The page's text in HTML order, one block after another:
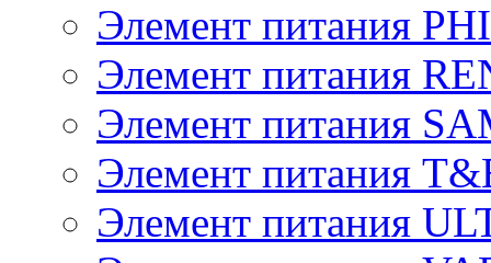
Элемент питания
Элемент питания
Элемент питания
Элемент питания
Элемент питания